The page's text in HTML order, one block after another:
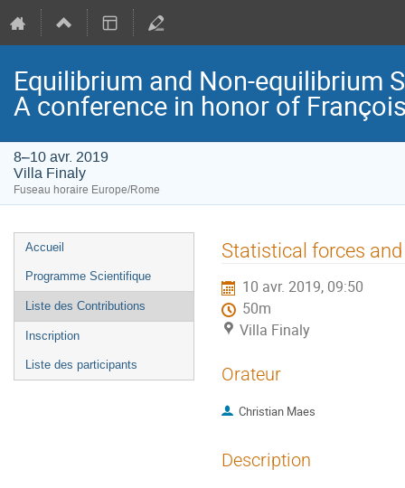
Equilibrium and Non-equilibrium
A conference in honor of
8–10 avr. 2019
Villa Finaly
Fuseau horaire Europe/Rome
Menu
de
l'événement
Accueil
Programme Scientifique
Liste des Contributions
Inscription
Liste des participants
Statistical forces
10 avr. 2019, 09:50
50m
Villa Finaly
Orateur
Christian Maes
Description